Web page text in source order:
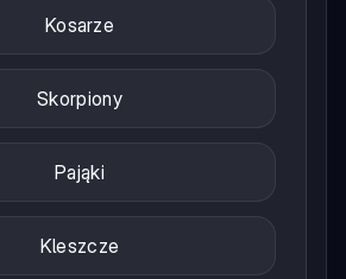
Kosarze
Skorpiony
Pająki
Kleszcze